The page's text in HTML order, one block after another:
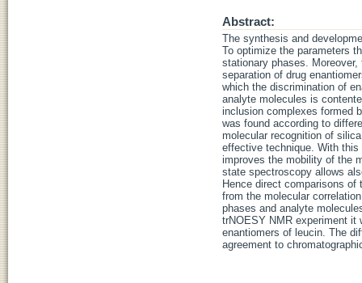
Abstract:
The synthesis and
To optimize the parameters
stationary phases.
separation of drug
which the discrimination of
analyte molecules is
inclusion complexes formed
was found according to
molecular recognition of
effective technique. With
improves the mobility of the
state spectroscopy allows
Hence direct comparisons of
from the molecular
phases and analyte
trNOESY NMR experiment it
enantiomers of leucin. The
agreement to